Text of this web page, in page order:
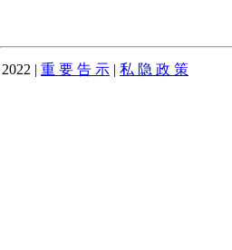
2022 | ­重 要 告 示 | 私 隐 政 策